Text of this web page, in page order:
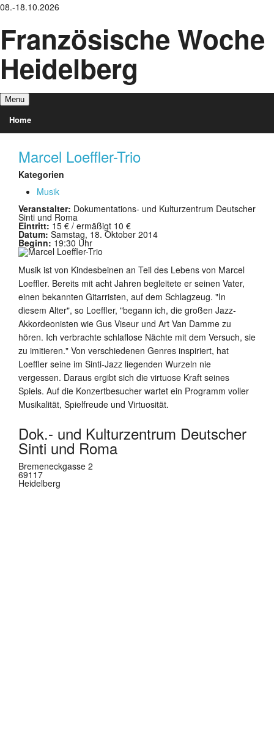
08.-18.10.2026
Französische Woche
Heidelberg
Menu
Home
Über uns
Akteure
Marcel Loeffler-Trio
Kategorien
Musik
Veranstalter: Dokumentations- und Kulturzentrum Deutscher
Sinti und Roma
Eintritt: 15 € / ermäßigt 10 €
Datum: Samstag, 18. Oktober 2014
Beginn: 19:30 Uhr
Musik ist von Kindesbeinen an Teil des Lebens von Marcel
Loeffler. Bereits mit acht Jahren begleitete er seinen Vater,
einen bekannten Gitarristen, auf dem Schlagzeug. "In
diesem Alter", so Loeffler, "begann ich, die großen Jazz-
Akkordeonisten wie Gus Viseur und Art Van Damme zu
hören. Ich verbrachte schlaflose Nächte mit dem Versuch, sie
zu imitieren." Von verschiedenen Genres inspiriert, hat
Loeffler seine im Sinti-Jazz liegenden Wurzeln nie
vergessen. Daraus ergibt sich die virtuose Kraft seines
Spiels. Auf die Konzertbesucher wartet ein Programm voller
Musikalität, Spielfreude und Virtuosität.
Dok.- und Kulturzentrum Deutscher
Sinti und Roma
Bremeneckgasse 2
69117
Heidelberg